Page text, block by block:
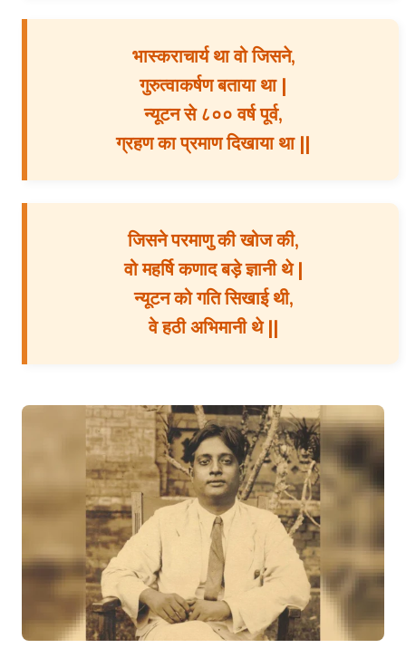
भास्कराचार्य था वो जिसने,
गुरुत्वाकर्षण बताया था |
न्यूटन से ८०० वर्ष पूर्व,
ग्रहण का प्रमाण दिखाया था ||
जिसने परमाणु की खोज की,
वो महर्षि कणाद बड़े ज्ञानी थे |
न्यूटन को गति सिखाई थी,
वे हठी अभिमानी थे ||